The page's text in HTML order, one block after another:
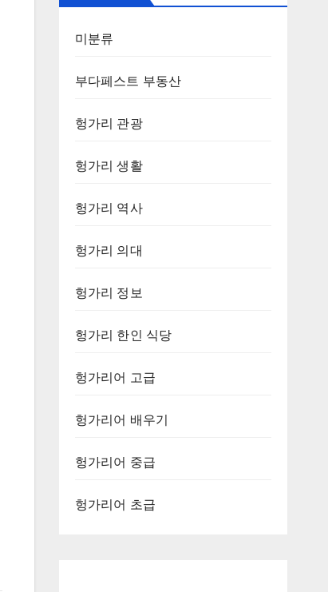
미분류
부다페스트 부동산
헝가리 관광
헝가리 생활
헝가리 역사
헝가리 의대
헝가리 정보
헝가리 한인 식당
헝가리어 고급
헝가리어 배우기
헝가리어 중급
헝가리어 초급